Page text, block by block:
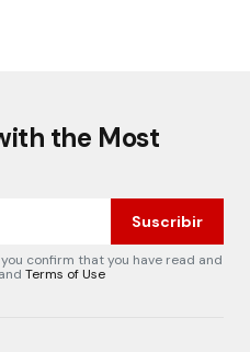
the Most
Suscribir
confirm that you have read and
and Terms of Use